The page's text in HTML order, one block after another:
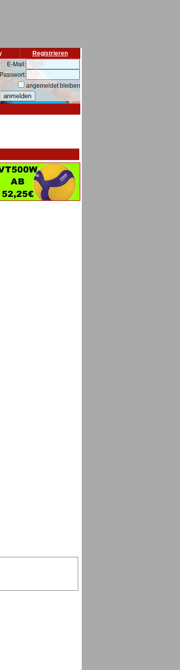
Registrieren
E-Mail:
Passwort:
angemeldet bleiben